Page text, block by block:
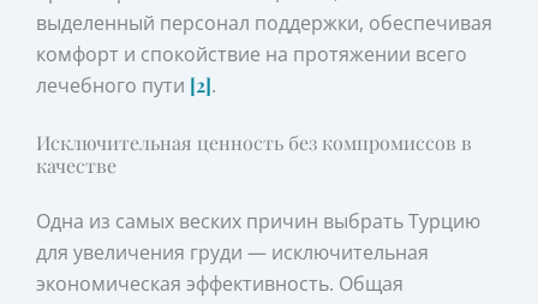
выделенный персонал поддержки, обеспечивая
комфорт и спокойствие на протяжении всего
лечебного пути [2].
Исключительная ценность без компромиссов в
качестве
Одна из самых веских причин выбрать Турцию
для увеличения груди — исключительная
экономическая эффективность. Общая